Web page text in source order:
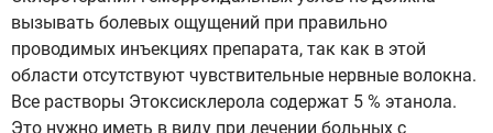
вызывать болевых ощущений при правильно
проводимых инъекциях препарата, так как в этой
области отсутствуют чувствительные нервные волокна.
Все растворы Этоксисклерола содержат 5 % этанола.
Это нужно иметь в виду при лечении больных с